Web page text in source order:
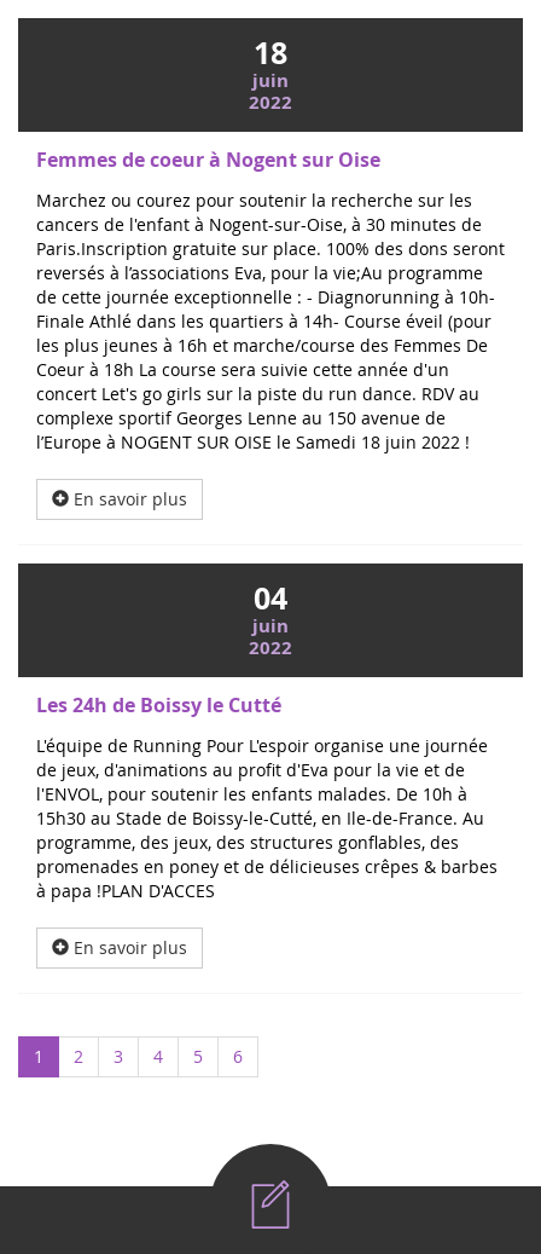
18
juin
2022
Femmes de coeur à Nogent sur Oise
Marchez ou courez pour soutenir la recherche sur les
cancers de l'enfant à Nogent-sur-Oise, à 30 minutes de
Paris.Inscription gratuite sur place. 100% des dons seront
reversés à l’associations Eva, pour la vie;Au programme
de cette journée exceptionnelle : - Diagnorunning à 10h-
Finale Athlé dans les quartiers à 14h- Course éveil (pour
les plus jeunes à 16h et marche/course des Femmes De
Coeur à 18h La course sera suivie cette année d'un
concert Let's go girls sur la piste du run dance. RDV au
complexe sportif Georges Lenne au 150 avenue de
l’Europe à NOGENT SUR OISE le Samedi 18 juin 2022 !
En savoir plus
04
juin
2022
Les 24h de Boissy le Cutté
L'équipe de Running Pour L'espoir organise une journée
de jeux, d'animations au profit d'Eva pour la vie et de
l'ENVOL, pour soutenir les enfants malades. De 10h à
15h30 au Stade de Boissy-le-Cutté, en Ile-de-France. Au
programme, des jeux, des structures gonflables, des
promenades en poney et de délicieuses crêpes & barbes
à papa !PLAN D'ACCES
En savoir plus
1 2 3 4 5 6